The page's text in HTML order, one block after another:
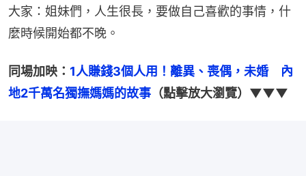
大家：姐妹們，人生很長，要做自己喜歡的事情，什
麼時候開始都不晚。
同場加映： 1人賺錢3個人用！離異、喪偶，未婚　內
地2千萬名獨撫媽媽的故事 （點擊放大瀏覽）▼▼▼